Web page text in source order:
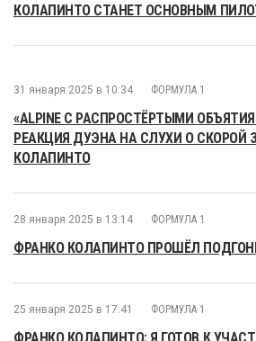
КОЛАПИНТО СТАНЕТ ОСНОВНЫМ
31 января 2025 в 10:34 ФОРМУЛА 1
«ALPINE С РАСПРОСТЁРТЫМИ
РЕАКЦИЯ ДУЭНА НА СЛУХИ О СКОРОЙ
КОЛАПИНТО
28 января 2025 в 13:14 ФОРМУЛА 1
ФРАНКО КОЛАПИНТО ПРОШЁЛ
25 января 2025 в 17:41 ФОРМУЛА 1